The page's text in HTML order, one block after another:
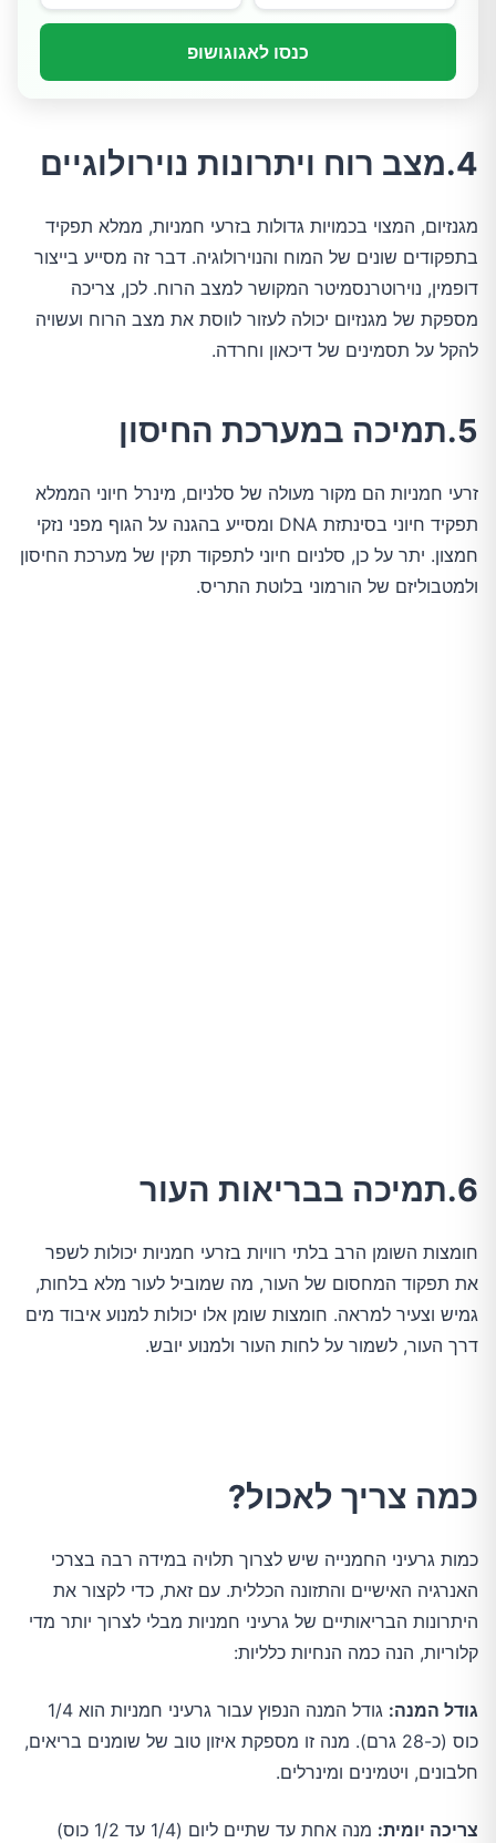
כנסו לאגוגושופ
4.מצב רוח ויתרונות נוירולוגיים
מגנזיום, המצוי בכמויות גדולות בזרעי חמניות, ממלא תפקיד
בתפקודים שונים של המוח והנוירולוגיה. דבר זה מסייע בייצור
דופמין, נוירוטרנסמיטר המקושר למצב הרוח. לכן, צריכה
מספקת של מגנזיום יכולה לעזור לווסת את מצב הרוח ועשויה
להקל על תסמינים של דיכאון וחרדה.
5.תמיכה במערכת החיסון
זרעי חמניות הם מקור מעולה של סלניום, מינרל חיוני הממלא
תפקיד חיוני בסינתזת DNA ומסייע בהגנה על הגוף מפני נזקי
חמצון. יתר על כן, סלניום חיוני לתפקוד תקין של מערכת החיסון
ולמטבוליזם של הורמוני בלוטת התריס.
6.תמיכה בבריאות העור
חומצות השומן הרב בלתי רוויות בזרעי חמניות יכולות לשפר
את תפקוד המחסום של העור, מה שמוביל לעור מלא בלחות,
גמיש וצעיר למראה. חומצות שומן אלו יכולות למנוע איבוד מים
דרך העור, לשמור על לחות העור ולמנוע יובש.
כמה צריך לאכול?
כמות גרעיני החמנייה שיש לצרוך תלויה במידה רבה בצרכי
האנרגיה האישיים והתזונה הכללית. עם זאת, כדי לקצור את
היתרונות הבריאותיים של גרעיני חמניות מבלי לצרוך יותר מדי
קלוריות, הנה כמה הנחיות כלליות:
גודל המנה:
גודל המנה הנפוץ עבור גרעיני חמניות הוא 1/4
כוס (כ-28 גרם). מנה זו מספקת איזון טוב של שומנים בריאים,
חלבונים, ויטמינים ומינרלים.
צריכה יומית:
מנה אחת עד שתיים ליום (1/4 עד 1/2 כוס)